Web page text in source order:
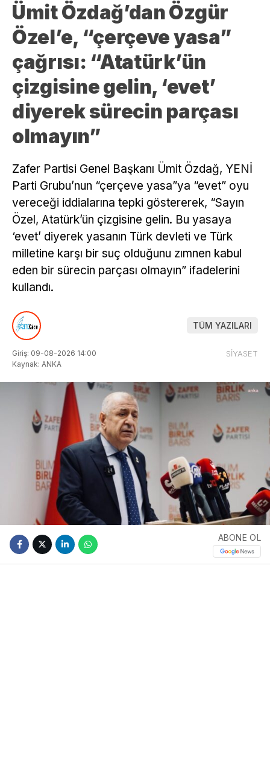
Ümit Özdağ’dan Özgür
Özel’e, “çerçeve yasa”
çağrısı: “Atatürk’ün
çizgisine gelin, ‘evet’
diyerek sürecin parçası
olmayın”
Zafer Partisi Genel Başkanı Ümit Özdağ, YENİ
Parti Grubu’nun “çerçeve yasa”ya “evet” oyu
vereceği iddialarına tepki göstererek, “Sayın
Özel, Atatürk’ün çizgisine gelin. Bu yasaya
‘evet’ diyerek yasanın Türk devleti ve Türk
milletine karşı bir suç olduğunu zımnen kabul
eden bir sürecin parçası olmayın” ifadelerini
kullandı.
TÜM YAZILARI
Giriş: 09-08-2026 14:00
Kaynak: ANKA
SİYASET
ABONE OL